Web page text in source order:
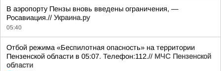
В аэропорту Пензы вновь введены ограничения, —
Росавиация.// Украина.ру
05:40
Отбой режима «Беспилотная опасность» на территории
Пензенской области в 05:07. Телефон:112.// МЧС Пензенской
области